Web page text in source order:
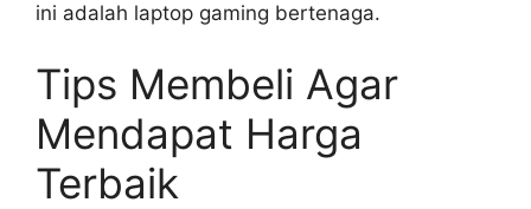
ini adalah laptop gaming bertenaga.
Tips Membeli Agar
Mendapat Harga
Terbaik